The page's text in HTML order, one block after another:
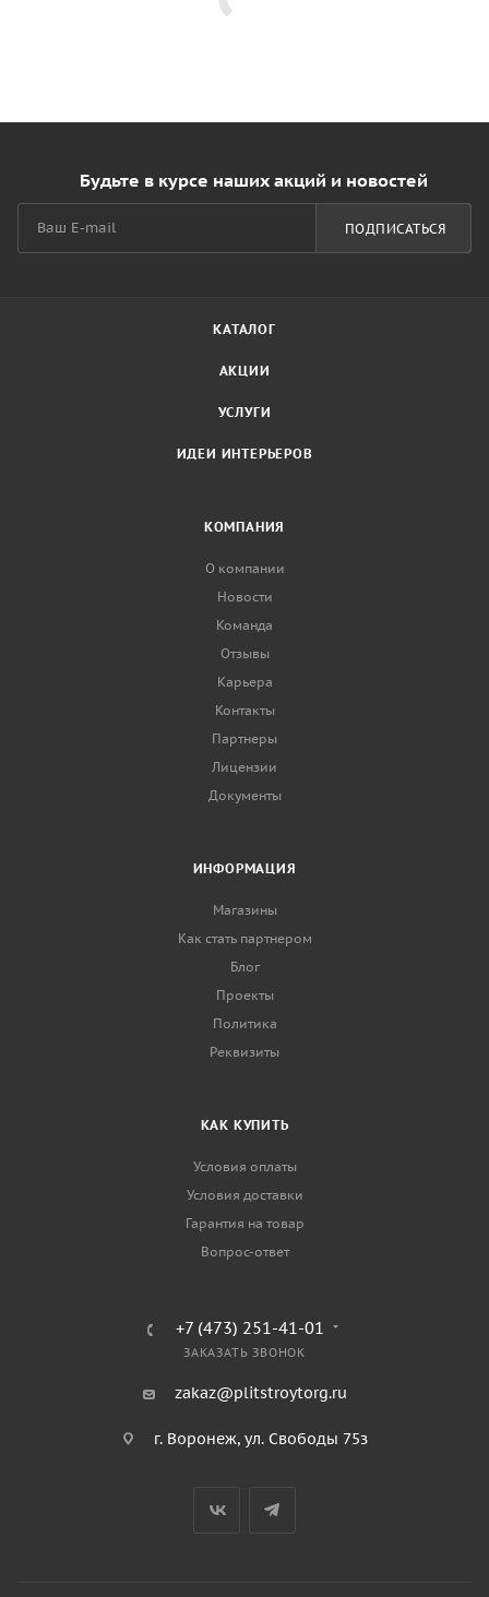
Будьте в курсе наших акций и новостей
ПОДПИСАТЬСЯ
КАТАЛОГ
АКЦИИ
УСЛУГИ
ИДЕИ ИНТЕРЬЕРОВ
КОМПАНИЯ
О компании
Новости
Команда
Отзывы
Карьера
Контакты
Партнеры
Лицензии
Документы
ИНФОРМАЦИЯ
Магазины
Как стать партнером
Блог
Проекты
Политика
Реквизиты
КАК КУПИТЬ
Условия оплаты
Условия доставки
Гарантия на товар
Вопрос-ответ
+7 (473) 251-41-01
ЗАКАЗАТЬ ЗВОНОК
zakaz@plitstroytorg.ru
г. Воронеж, ул. Свободы 75з